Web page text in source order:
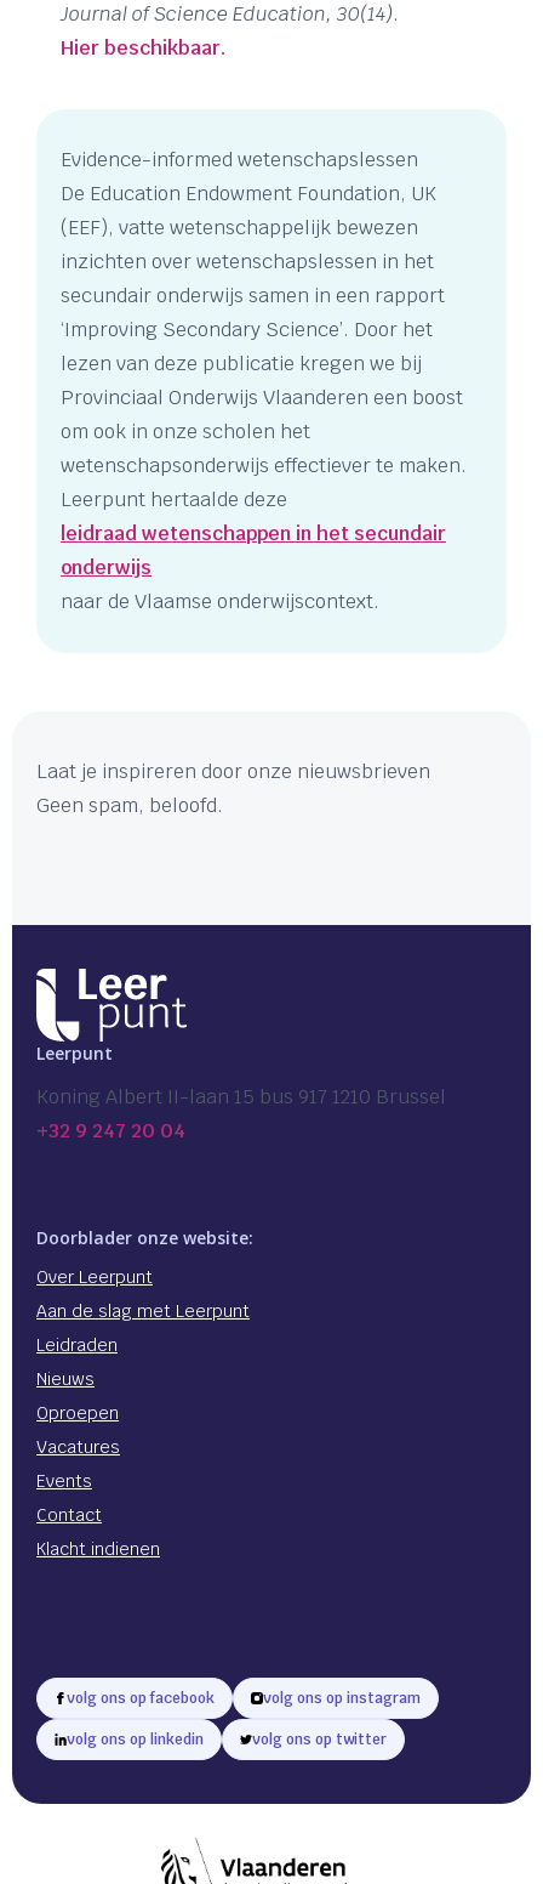
Journal of Science Education, 30(14).
Hier beschikbaar.
Evidence-informed wetenschapslessen
De Education Endowment Foundation, UK
(EEF), vatte wetenschappelijk bewezen
inzichten over wetenschapslessen in het
secundair onderwijs samen in een rapport
‘Improving Secondary Science’. Door het
lezen van deze publicatie kregen we bij
Provinciaal Onderwijs Vlaanderen een boost
om ook in onze scholen het
wetenschapsonderwijs effectiever te maken.
Leerpunt hertaalde deze
leidraad wetenschappen in het secundair
onderwijs
naar de Vlaamse onderwijscontext.
Laat je inspireren door onze nieuwsbrieven
Geen spam, beloofd.
Leerpunt
Koning Albert II-laan 15 bus 917 1210 Brussel
+32 9 247 20 04
Doorblader onze website:
Over Leerpunt
Aan de slag met Leerpunt
Leidraden
Nieuws
Oproepen
Vacatures
Events
Contact
Klacht indienen
volg ons op facebook volg ons op instagram
volg ons op linkedin volg ons op twitter